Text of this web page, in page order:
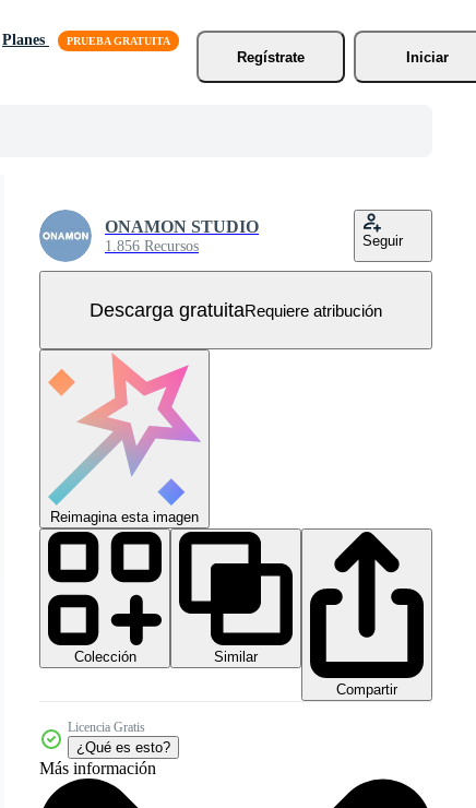
Planes
Regístrate
Iniciar
ONAMON STUDIO
1.856 Recursos Seguir
Descarga gratuitaRequiere atribución
Reimagina esta imagen
Colección
Similar
Compartir
Licencia Gratis
¿Qué es esto?
Más información